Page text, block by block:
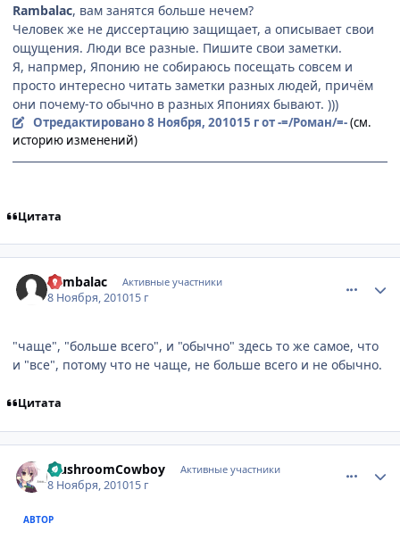
Rambalac, вам занятся больше нечем?
Человек же не диссертацию защищает, а описывает свои
ощущения. Люди все разные. Пишите свои заметки.
Я, напрмер, Японию не собираюсь посещать совсем и
просто интересно читать заметки разных людей, причём
они почему-то обычно в разных Япониях бывают. )))
Отредактировано8 Ноября, 201015 гот -=/Роман/=-(см.
историю изменений)
Цитата
Rambalac Активные участники
8 Ноября, 201015 г
"чаще", "больше всего", и "обычно" здесь то же самое, что
и "все", потому что не чаще, не больше всего и не обычно.
Цитата
MushroomCowboy Активные участники
8 Ноября, 201015 г
АВТОР